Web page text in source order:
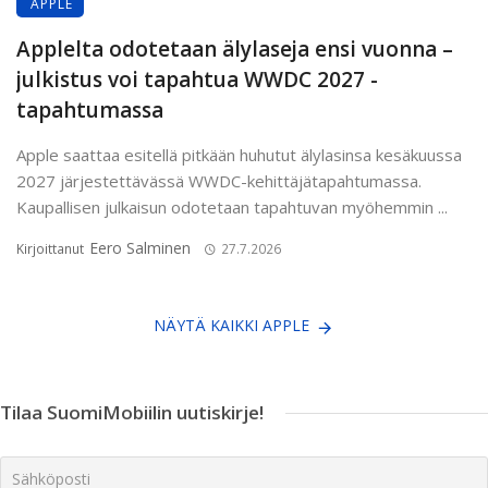
APPLE
Applelta odotetaan älylaseja ensi vuonna –
julkistus voi tapahtua WWDC 2027 -
tapahtumassa
Apple saattaa esitellä pitkään huhutut älylasinsa kesäkuussa
2027 järjestettävässä WWDC-kehittäjätapahtumassa.
Kaupallisen julkaisun odotetaan tapahtuvan myöhemmin ...
Kirjoittanut Eero Salminen 27.7.2026
NÄYTÄ KAIKKI APPLE
Tilaa SuomiMobiilin uutiskirje!